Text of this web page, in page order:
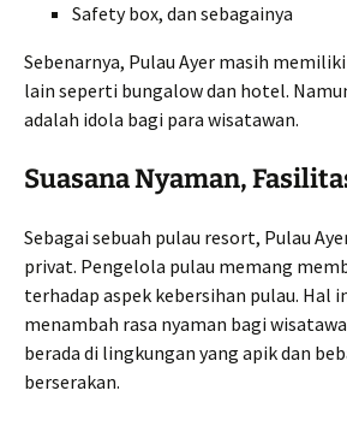
Safety box, dan sebagainya
Sebenarnya, Pulau Ayer masih
lain seperti bungalow dan hotel.
adalah idola bagi para wisatawan.
Suasana Nyaman,
Sebagai sebuah pulau resort, Pulau
privat. Pengelola pulau memang
terhadap aspek kebersihan pulau. Hal
menambah rasa nyaman bagi
berada di lingkungan yang apik dan
berserakan.